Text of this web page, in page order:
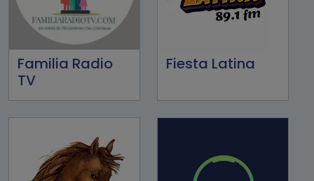
Familia Radio
TV
Fiesta Latina